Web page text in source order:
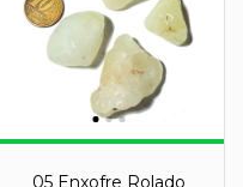
05 Enxofre Rolado